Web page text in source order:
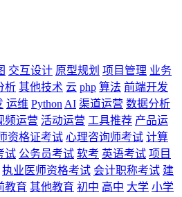
交互设计 原型规划 项目管理 业务
析 其他技术 云 php 算法 前端开发
运维 Python AI 渠道运营 数据分析
频运营 活动运营 工具推荐 产品运
资格证考试 心理咨询师考试 计算
试 公务员考试 软考 英语考试 项目
执业医师资格考试 会计职称考试 建
教育 其他教育 初中 高中 大学 小学